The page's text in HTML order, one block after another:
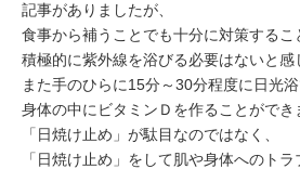
記事がありましたが、
食事から補うことでも十分に対策するこ
積極的に紫外線を浴びる必要はないと感
また手のひらに15分～30分程度に日光
身体の中にビタミンＤを作ることができ
「日焼け止め」が駄目なのではなく、
「日焼け止め」をして肌や身体へのトラ